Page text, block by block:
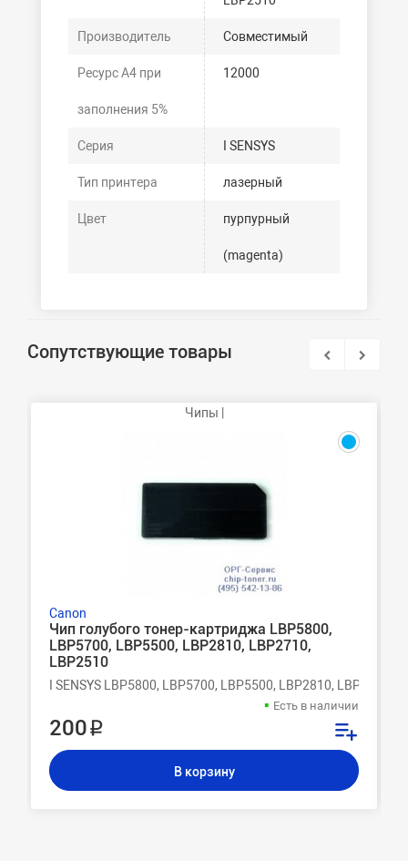
Производитель Совместимый
Ресурс А4 при
заполнения 5%
12000
Серия I SENSYS
Тип принтера лазерный
Цвет пурпурный
(magenta)
Сопутствующие товары
Чипы |
Canon
Чип голубого тонер-картриджа LBP5800,
LBP5700, LBP5500, LBP2810, LBP2710,
LBP2510
I SENSYS LBP5800, LBP5700, LBP5500, LBP2810, LBP2710,
Есть в наличии
200 ₽
В корзину